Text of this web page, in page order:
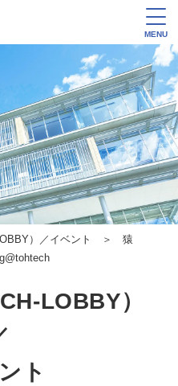
MENU
）／イベント
＞ 猿
LOBBY）
ト